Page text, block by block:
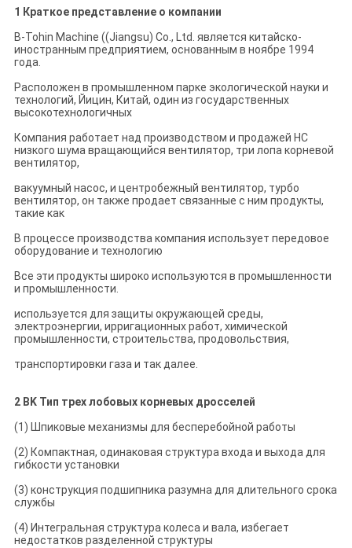
1 Краткое представление о компании
B-Tohin Machine ((Jiangsu) Co., Ltd. является китайско-
иностранным предприятием, основанным в ноябре 1994
года.
Расположен в промышленном парке экологической науки и
технологий, Йицин, Китай, один из государственных
высокотехнологичных
Компания работает над производством и продажей HC
низкого шума вращающийся вентилятор, три лопа корневой
вентилятор,
вакуумный насос, и центробежный вентилятор, турбо
вентилятор, он также продает связанные с ним продукты,
такие как
В процессе производства компания использует передовое
оборудование и технологию
Все эти продукты широко используются в промышленности
и промышленности.
используется для защиты окружающей среды,
электроэнергии, ирригационных работ, химической
промышленности, строительства, продовольствия,
транспортировки газа и так далее.
2 BK Тип трех лобовых корневых дросселей
(1) Шпиковые механизмы для бесперебойной работы
(2) Компактная, одинаковая структура входа и выхода для
гибкости установки
(3) конструкция подшипника разумна для длительного срока
службы
(4) Интегральная структура колеса и вала, избегает
недостатков разделенной структуры